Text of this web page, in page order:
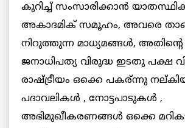
കുറിച്ച് സംസാരിക്കാന്‍
അകാദമിക് സമൂഹം, അവരെ
നിറുത്തുന്ന മാധ്യമങ്ങള്‍, അതിന്റെ
ജനാധിപത്യ വിരുദ്ധ ഇടതു പക്ഷ
രാഷ്ട്രീയം ഒക്കെ പകര്ന്നു
പദാവലികള്‍ , നോട്ടപാടുകള്‍ ,
അഭിമുഖീകരണങ്ങള്‍ ഒക്കെ